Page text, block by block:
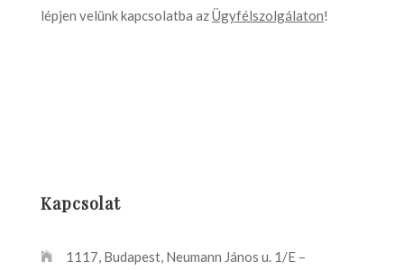
lépjen velünk kapcsolatba azÜgyfélszolgálaton!
Kapcsolat
1117, Budapest, Neumann János u. 1/E –